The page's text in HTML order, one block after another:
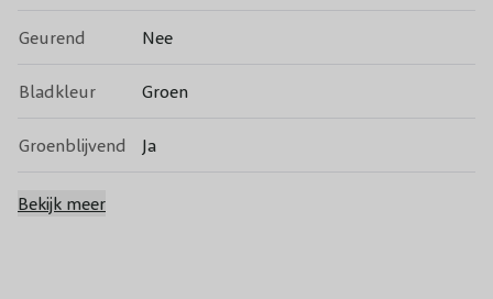
Geurend Nee
Bladkleur Groen
Groenblijvend Ja
Vruchtdragend
Bekijk meer